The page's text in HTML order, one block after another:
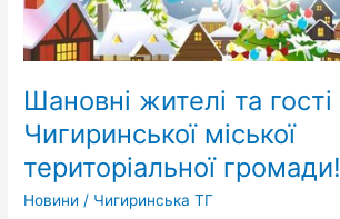
Шановні жителі та гості
Чигиринської міської
територіальної громади!
Новини / Чигиринська ТГ